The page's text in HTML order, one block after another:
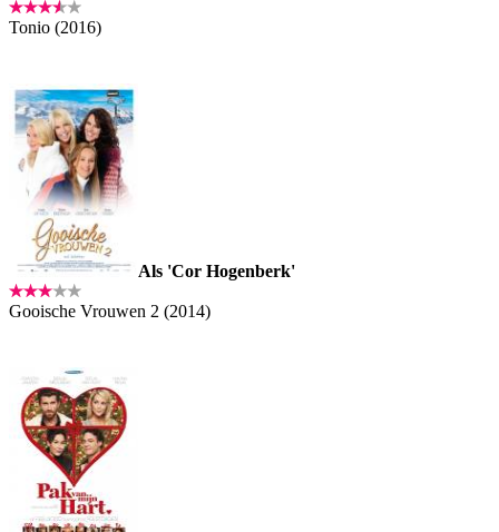
Tonio (2016)
Als 'Cor Hogenberk'
Gooische Vrouwen 2 (2014)